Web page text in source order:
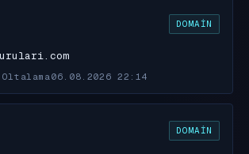
DOMAIN
06.08.2026 22:14
DOMAIN